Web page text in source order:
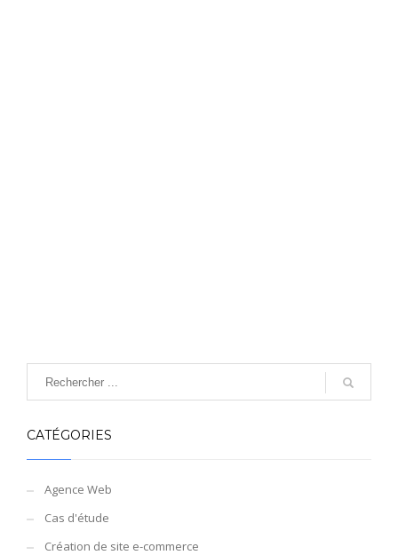
CATÉGORIES
Agence Web
Cas d'étude
Création de site e-commerce